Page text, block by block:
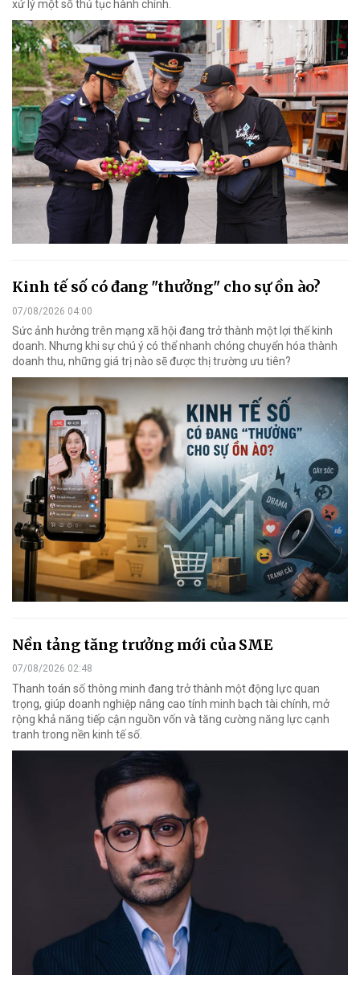
xử lý một số thủ tục hành chính.
Kinh tế số có đang "thưởng" cho sự ồn ào?
07/08/2026 04:00
Sức ảnh hưởng trên mạng xã hội đang trở thành một lợi thế kinh
doanh. Nhưng khi sự chú ý có thể nhanh chóng chuyển hóa thành
doanh thu, những giá trị nào sẽ được thị trường ưu tiên?
Nền tảng tăng trưởng mới của SME
07/08/2026 02:48
Thanh toán số thông minh đang trở thành một động lực quan
trọng, giúp doanh nghiệp nâng cao tính minh bạch tài chính, mở
rộng khả năng tiếp cận nguồn vốn và tăng cường năng lực cạnh
tranh trong nền kinh tế số.